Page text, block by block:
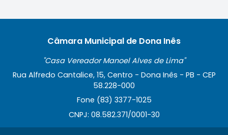
Câmara Municipal de Dona Inês
"Casa Vereador Manoel Alves de Lima"
Rua Alfredo Cantalice, 15, Centro - Dona Inês - PB - CEP
58.228-000
Fone (83) 3377-1025
CNPJ: 08.582.371/0001-30